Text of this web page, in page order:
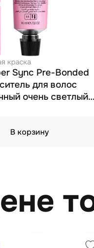
краска
Sync Pre-Bonded
для волос
очень светлый
В корзину